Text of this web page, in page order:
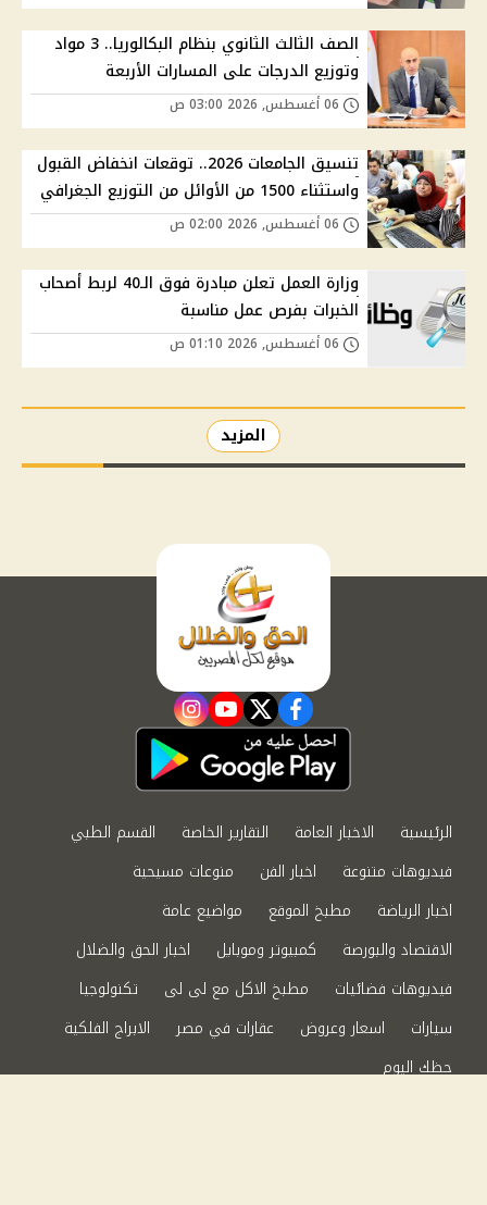
الصف الثالث الثانوي بنظام البكالوريا.. 3 مواد
وتوزيع الدرجات على المسارات الأربعة
تنسيق الجامعات 2026.. توقعات انخفاض القبول
واستثناء 1500 من الأوائل من التوزيع الجغرافي
وزارة العمل تعلن مبادرة فوق الـ40 لربط أصحاب
الخبرات بفرص عمل مناسبة
المزيد
facebook
twitter
youtube
instagram
الرئيسية الاخبار العامة التقارير الخاصة
القسم الطبي
فيديوهات متنوعة
اخبار الفن
منوعات مسيحية
اخبار الرياضة
مطبخ الموقع
مواضيع عامة
الاقتصاد والبورصة
كمبيوتر وموبايل
اخبار الحق والضلال
فيديوهات فضائيات
مطبخ الاكل مع لى لى
تكنولوجيا
سيارات
اسعار وعروض عقارات في مصر
الابراج الفلكية
حظك اليوم